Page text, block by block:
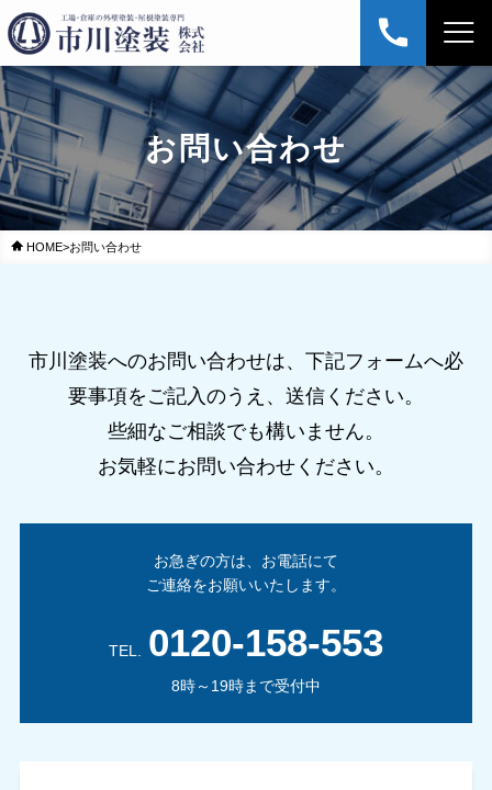
お問い合わせ
HOME>お問い合わせ
市川塗装へのお問い合わせは、下記フォームへ必
要事項をご記入のうえ、送信ください。
些細なご相談でも構いません。
お気軽にお問い合わせください。
お急ぎの方は、お電話にて
ご連絡をお願いいたします。
TEL. 0120-158-553
8時～19時まで受付中